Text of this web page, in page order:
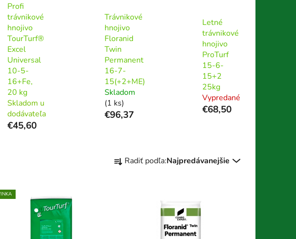
Profi
trávnikové
hnojivo
TourTurf®
Excel
Universal
10-5-
16+Fe,
20 kg
Skladom u
dodávateľa
€45,60
Trávnikové
hnojivo
Floranid
Twin
Permanent
16-7-
15(+2+ME)
Skladom
(1 ks)
€96,37
Letné
trávnikové
hnojivo
ProTurf
15-6-
15+2
25kg
Vypredané
€68,50
a Radiť podľa:Najpredávanejšie